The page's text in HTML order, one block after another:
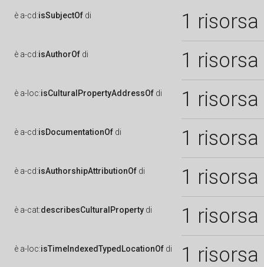
è a-cd:isSubjectOf di 1 risorsa
è a-cd:isAuthorOf di 1 risorsa
è a-loc:isCulturalPropertyAddressOf di 1 risorsa
è a-cd:isDocumentationOf di 1 risorsa
è a-cd:isAuthorshipAttributionOf di 1 risorsa
è a-cat:describesCulturalProperty di 1 risorsa
è a-loc:isTimeIndexedTypedLocationOf di 1 risorsa